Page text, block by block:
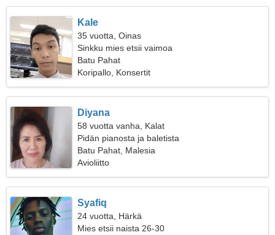
Kale
35 vuotta, Oinas
Sinkku mies etsii vaimoa
Batu Pahat
Koripallo, Konsertit
Diyana
58 vuotta vanha, Kalat
Pidän pianosta ja baletista
Batu Pahat, Malesia
Avioliitto
Syafiq
24 vuotta, Härkä
Mies etsii naista 26-30